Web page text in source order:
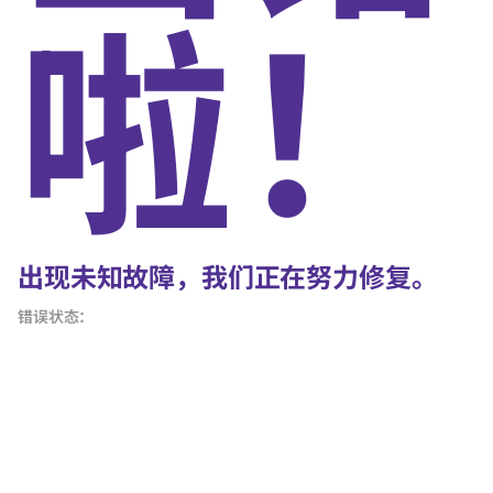
啦！
出现未知故障，我们正在努力修复。
错误状态：